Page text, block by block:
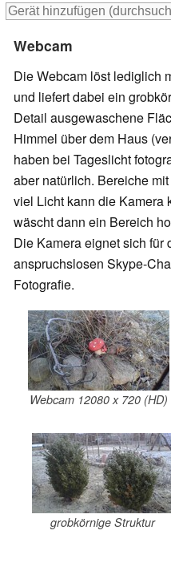
Webcam
Die Webcam löst lediglich
und liefert dabei ein
Detail ausgewaschene
Himmel über dem Haus
haben bei Tageslicht
aber natürlich. Bereiche
viel Licht kann die Kamera
wäscht dann ein Bereich
Die Kamera eignet sich für
anspruchslosen Skype-
Fotografie.
Webcam 12080 x 720 (HD)
grobkörnige Struktur